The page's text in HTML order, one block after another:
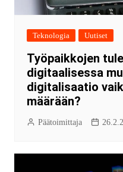
Teknologia Uutiset
Työpaikkojen
digitaalisessa
digitalisaatio
määrään?
Päätoimittaja